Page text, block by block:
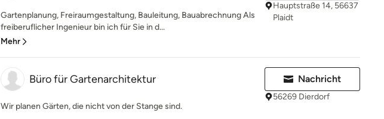
Gartenplanung, Freiraumgestaltung, Bauleitung, Bauabrechnung Als
freiberuflicher Ingenieur bin ich für Sie in d...
Mehr
Hauptstraße 14, 56637
Plaidt
Büro für Gartenarchitektur
Wir planen Gärten, die nicht von der Stange sind.
Nachricht
56269 Dierdorf